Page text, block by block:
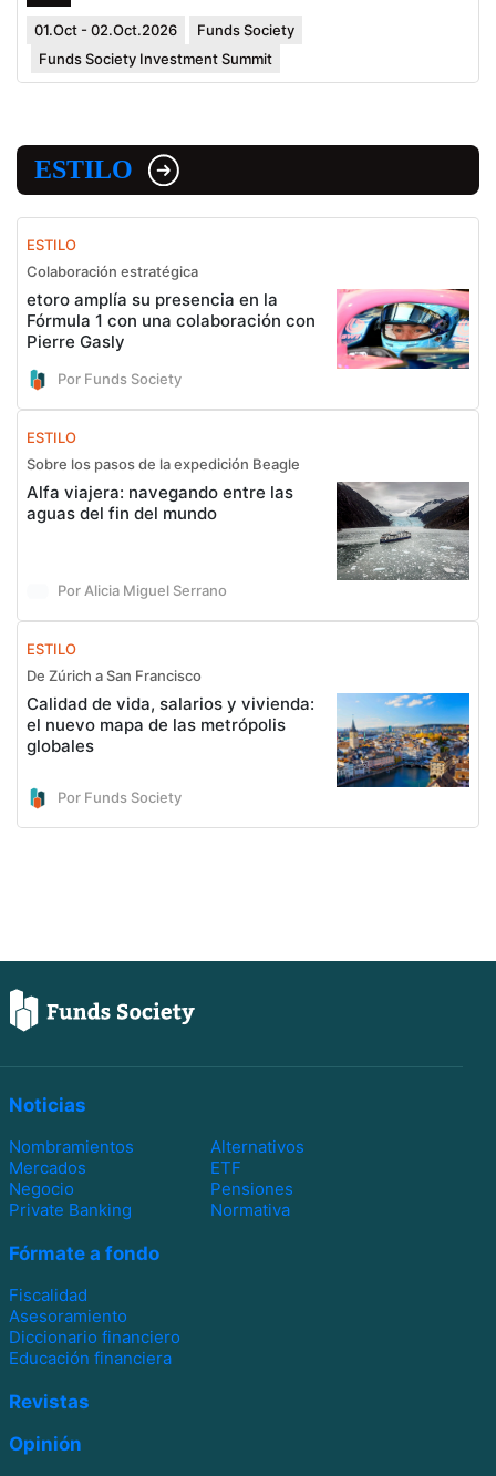
01.Oct - 02.Oct.2026
Funds Society
Funds Society Investment Summit
ESTILO
ESTILO
Colaboración estratégica
etoro amplía su presencia en la
Fórmula 1 con una colaboración con
Pierre Gasly
Por Funds Society
ESTILO
Sobre los pasos de la expedición Beagle
Alfa viajera: navegando entre las
aguas del fin del mundo
Por Alicia Miguel Serrano
ESTILO
De Zúrich a San Francisco
Calidad de vida, salarios y vivienda:
el nuevo mapa de las metrópolis
globales
Por Funds Society
Noticias
Nombramientos
Alternativos
Mercados
ETF
Negocio
Pensiones
Private Banking
Normativa
Fórmate a fondo
Fiscalidad
Asesoramiento
Diccionario financiero
Educación financiera
Revistas
Opinión